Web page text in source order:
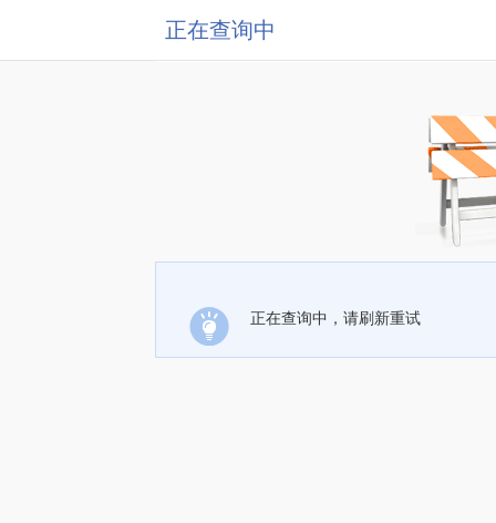
正在查询中
正在查询中，请刷新重试